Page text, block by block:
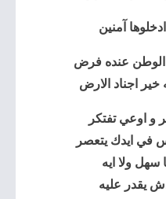
آمنين
الوطن عنده فرض
خير اجناد الارض
و اوعي تفتكر
في ايدك يتعصر
سهل ولا ايه
يقدر عليه